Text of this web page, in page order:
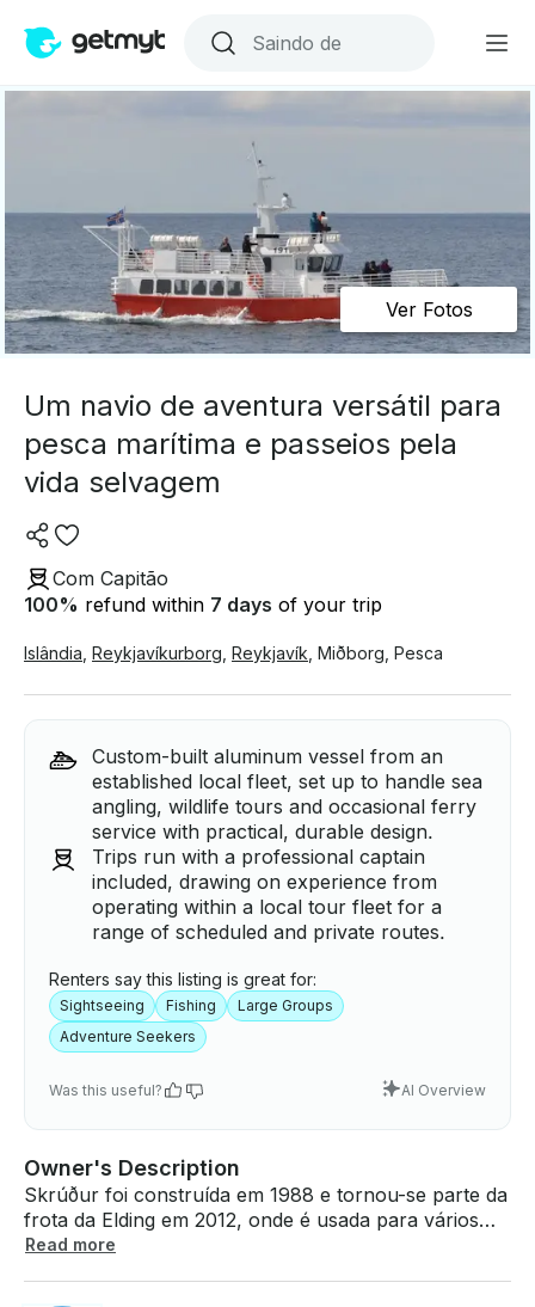
Ver Fotos
Um navio de aventura versátil para
pesca marítima e passeios pela
vida selvagem
Com Capitão
100% refund within 7 days of your trip
Islândia Reykjavíkurborg Reykjavík Miðborg Pesca
Custom-built aluminum vessel from an
established local fleet, set up to handle sea
angling, wildlife tours and occasional ferry
service with practical, durable design.
Trips run with a professional captain
included, drawing on experience from
operating within a local tour fleet for a
range of scheduled and private routes.
Renters say this listing is great for:
Sightseeing Fishing
Large Groups
Adventure Seekers
Was this useful? AI Overview
Owner's Description
Skrúður foi construída em 1988 e tornou-se parte da
frota da Elding em 2012, onde é usada para vários
passeios particulares e, ocasionalmente, opera como
Read more